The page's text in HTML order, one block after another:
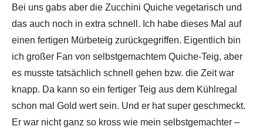
Bei uns gabs aber die Zucchini Quiche vegetarisch und
das auch noch in extra schnell. Ich habe dieses Mal auf
einen fertigen Mürbeteig zurückgegriffen. Eigentlich bin
ich großer Fan von selbstgemachtem Quiche-Teig, aber
es musste tatsächlich schnell gehen bzw. die Zeit war
knapp. Da kann so ein fertiger Teig aus dem Kühlregal
schon mal Gold wert sein. Und er hat super geschmeckt.
Er war nicht ganz so kross wie mein selbstgemachter –